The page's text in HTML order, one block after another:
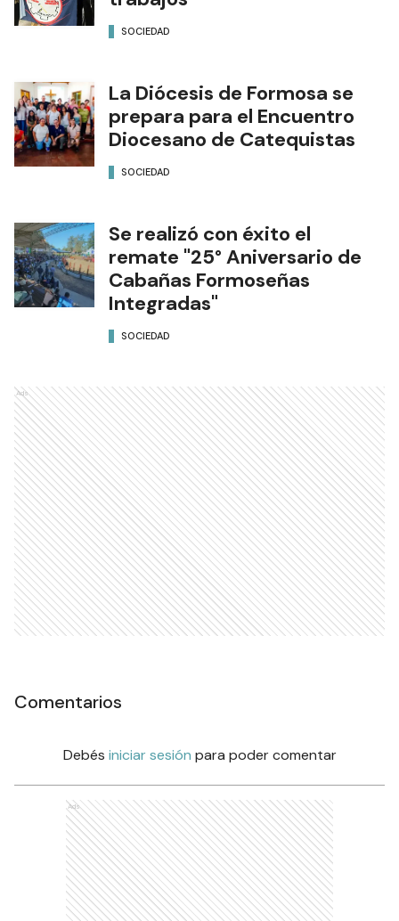
SOCIEDAD
La Diócesis de Formosa se
prepara para el Encuentro
Diocesano de Catequistas
SOCIEDAD
Se realizó con éxito el
remate "25° Aniversario de
Cabañas Formoseñas
Integradas"
SOCIEDAD
Ads
Comentarios
Debés iniciar sesión para poder comentar
Ads